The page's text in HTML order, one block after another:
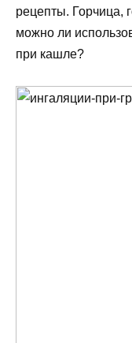
рецепты. Горчица,
можно ли
при кашле?